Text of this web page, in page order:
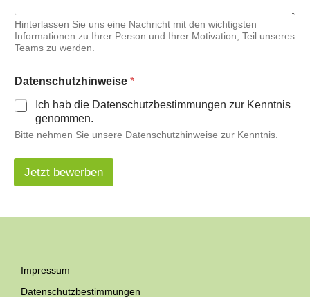
Hinterlassen Sie uns eine Nachricht mit den wichtigsten
Informationen zu Ihrer Person und Ihrer Motivation, Teil unseres
Teams zu werden.
D
a
t
n
c
u
z
w
Datenschutzhinweise *
Ich hab die Datenschutzbestimmungen zur Kenntnis
genommen.
Bitte nehmen Sie unsere Datenschutzhinweise zur Kenntnis.
Jetzt bewerben
Impressum
Datenschutzbestimmungen